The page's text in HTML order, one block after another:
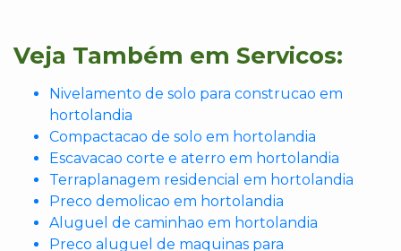
Veja Também em Servicos:
Nivelamento de solo para construcao em
hortolandia
Compactacao de solo em hortolandia
Escavacao corte e aterro em hortolandia
Terraplanagem residencial em hortolandia
Preco demolicao em hortolandia
Aluguel de caminhao em hortolandia
Preco aluguel de maquinas para